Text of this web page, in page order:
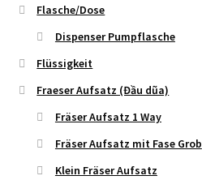
Flasche/Dose
Dispenser Pumpflasche
Flüssigkeit
Fraeser Aufsatz (Đầu dũa)
Fräser Aufsatz 1 Way
Fräser Aufsatz mit Fase Grob
Klein Fräser Aufsatz